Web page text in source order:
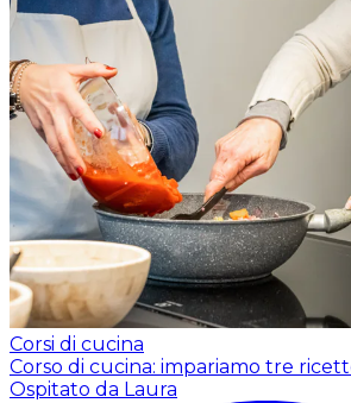
Corsi di cucina
Corso di cucina: impariamo tre
Ospitato da Laura